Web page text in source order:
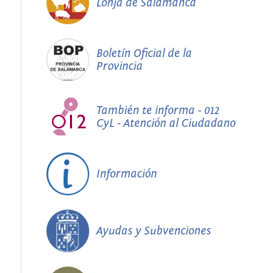
Boletín Oficial de la
Provincia
También te informa - 012
CyL - Atención al Ciudadano
Información
Ayudas y Subvenciones